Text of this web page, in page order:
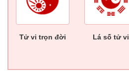
Tử vi trọn đời Lá số tử vi